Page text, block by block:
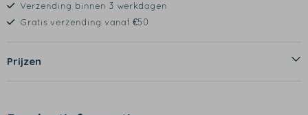
Verzending binnen 3 werkdagen
Gratis verzending vanaf €50
Prijzen